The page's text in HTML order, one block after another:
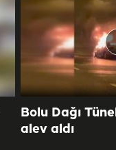
Bolu Dağı
alev aldı